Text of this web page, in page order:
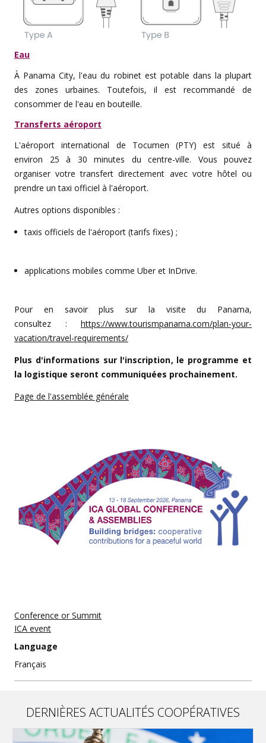
Eau
À Panama City, l'eau du robinet est potable dans la plupart
des zones urbaines. Toutefois, il est recommandé de
consommer de l'eau en bouteille.
Transferts aéroport
L'aéroport international de Tocumen (PTY) est situé à
environ 25 à 30 minutes du centre-ville. Vous pouvez
organiser votre transfert directement avec votre hôtel ou
prendre un taxi officiel à l'aéroport.
Autres options disponibles :
taxis officiels de l'aéroport (tarifs fixes) ;
applications mobiles comme Uber et InDrive.
Pour en savoir plus sur la visite du Panama,
consultez : https://www.tourismpanama.com/plan-your-
vacation/travel-requirements/
Plus d'informations sur l'inscription, le programme et
la logistique seront communiquées prochainement.
Page de l'assemblée générale
Conference or Summit
ICA event
Language
Français
DERNIÈRES ACTUALITÉS COOPÉRATIVES